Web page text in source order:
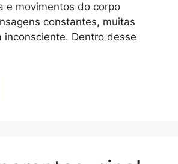
e movimentos do corpo
constantes, muitas
inconsciente. Dentro desse